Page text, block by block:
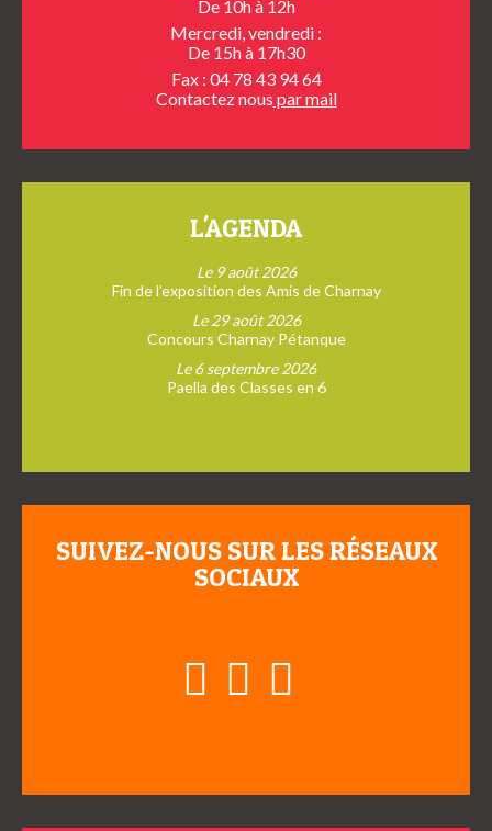
De 10h à 12h
Mercredi, vendredi :
De 15h à 17h30
Fax : 04 78 43 94 64
Contactez nous par mail
L'AGENDA
Le 9 août 2026
Fin de l’exposition des Amis de Charnay
Le 29 août 2026
Concours Charnay Pétanque
Le 6 septembre 2026
Paella des Classes en 6
SUIVEZ-NOUS SUR LES RÉSEAUX
SOCIAUX